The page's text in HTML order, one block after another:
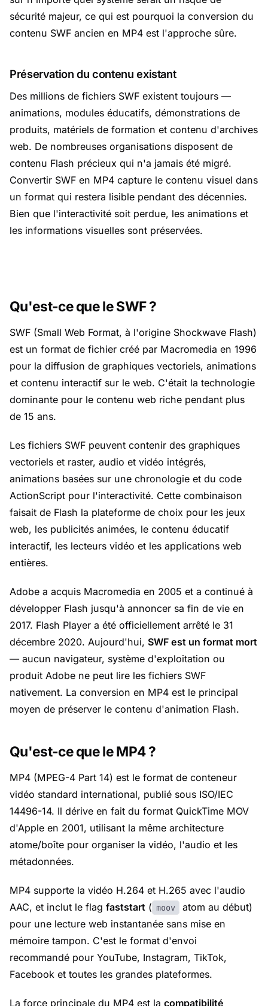
sécurité majeur, ce qui est pourquoi la conversion du
contenu SWF ancien en MP4 est l'approche sûre.
Préservation du contenu existant
Des millions de fichiers SWF existent toujours —
animations, modules éducatifs, démonstrations de
produits, matériels de formation et contenu d'archives
web. De nombreuses organisations disposent de
contenu Flash précieux qui n'a jamais été migré.
Convertir SWF en MP4 capture le contenu visuel dans
un format qui restera lisible pendant des décennies.
Bien que l'interactivité soit perdue, les animations et
les informations visuelles sont préservées.
Qu'est-ce que le SWF ?
SWF (Small Web Format, à l'origine Shockwave Flash)
est un format de fichier créé par Macromedia en 1996
pour la diffusion de graphiques vectoriels, animations
et contenu interactif sur le web. C'était la technologie
dominante pour le contenu web riche pendant plus
de 15 ans.
Les fichiers SWF peuvent contenir des graphiques
vectoriels et raster, audio et vidéo intégrés,
animations basées sur une chronologie et du code
ActionScript pour l'interactivité. Cette combinaison
faisait de Flash la plateforme de choix pour les jeux
web, les publicités animées, le contenu éducatif
interactif, les lecteurs vidéo et les applications web
entières.
Adobe a acquis Macromedia en 2005 et a continué à
développer Flash jusqu'à annoncer sa fin de vie en
2017. Flash Player a été officiellement arrêté le 31
décembre 2020. Aujourd'hui, SWF est un format mort
— aucun navigateur, système d'exploitation ou
produit Adobe ne peut lire les fichiers SWF
nativement. La conversion en MP4 est le principal
moyen de préserver le contenu d'animation Flash.
Qu'est-ce que le MP4 ?
MP4 (MPEG-4 Part 14) est le format de conteneur
vidéo standard international, publié sous ISO/IEC
14496-14. Il dérive en fait du format QuickTime MOV
d'Apple en 2001, utilisant la même architecture
atome/boîte pour organiser la vidéo, l'audio et les
métadonnées.
MP4 supporte la vidéo H.264 et H.265 avec l'audio
AAC, et inclut le flag faststart ( moov
atom au début)
pour une lecture web instantanée sans mise en
mémoire tampon. C'est le format d'envoi
recommandé pour YouTube, Instagram, TikTok,
Facebook et toutes les grandes plateformes.
La force principale du MP4 est la compatibilité